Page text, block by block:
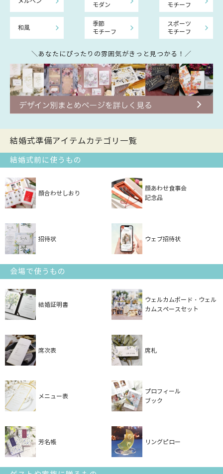
モダン
モチーフ
和風
季節
モチーフ
スポーツ
モチーフ
＼あなたにぴったりの雰囲気がきっと見つかる！／
結婚式準備アイテムカテゴリ一覧
結婚式前に使うもの
顔合わせしおり
顔あわせ食事会
記念品
招待状 ウェブ招待状
会場で使うもの
結婚証明書
ウェルカムボード・ウェル
カムスペースセット
席次表 席札
メニュー表
プロフィール
ブック
芳名帳 リングピロー